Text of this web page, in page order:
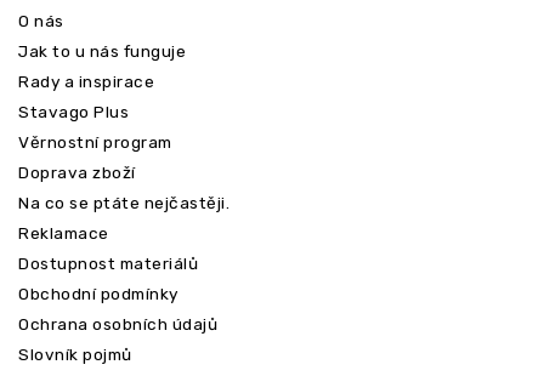
O nás
Jak to u nás funguje
Rady a inspirace
Stavago Plus
Věrnostní program
Doprava zboží
Na co se ptáte nejčastěji.
Reklamace
Dostupnost materiálů
Obchodní podmínky
Ochrana osobních údajů
Slovník pojmů